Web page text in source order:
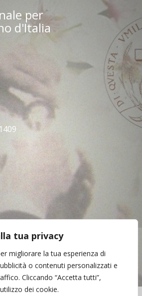
tua privacy
migliorare la tua esperienza di
o contenuti personalizzati e
Cliccando “Accetta tutti”,
dei cookie.
per
d'Italia
trasparente
Privacy Policy
legali
Contatti